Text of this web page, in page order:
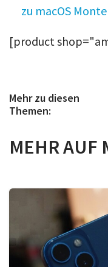
zu macOS
[product
Mehr zu diesen
Themen:
MEHR AUF